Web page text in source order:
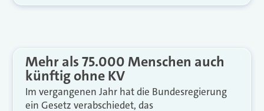
Mehr als 75.000 Menschen auch
künftig ohne KV
Im vergangenen Jahr hat die Bundesregierung
ein Gesetz verabschiedet, das